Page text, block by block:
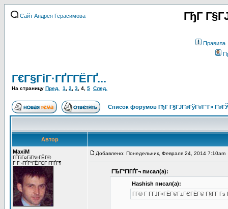
Сайт Андрея Герасимова ГђГ
Правила
Г€Г§ГіГ·ГҐГ­ГЁГҐ...
На страницу Пред. 1 2 3 4 5 След.
Список форумов ГђГ Г§ГЈГ®ГўГ®Г°Г»
Автор
MaxiM
ГЃГіГ¤ГіГ№ГЁГ©
Г Г¬ГҐГ°ГЁГЄГ Г­ГҐГ¶
Добавлено: Понедельник, Февраля 24, 2014 7:10am
ГЂГ°ГІГҐГ¬ писал(а):
Hashish писал(а):
Г­Г® Г Г­ГЈГ«ГЁГ©Г±ГЄГЁГ© Г§Г­Г Гѕ